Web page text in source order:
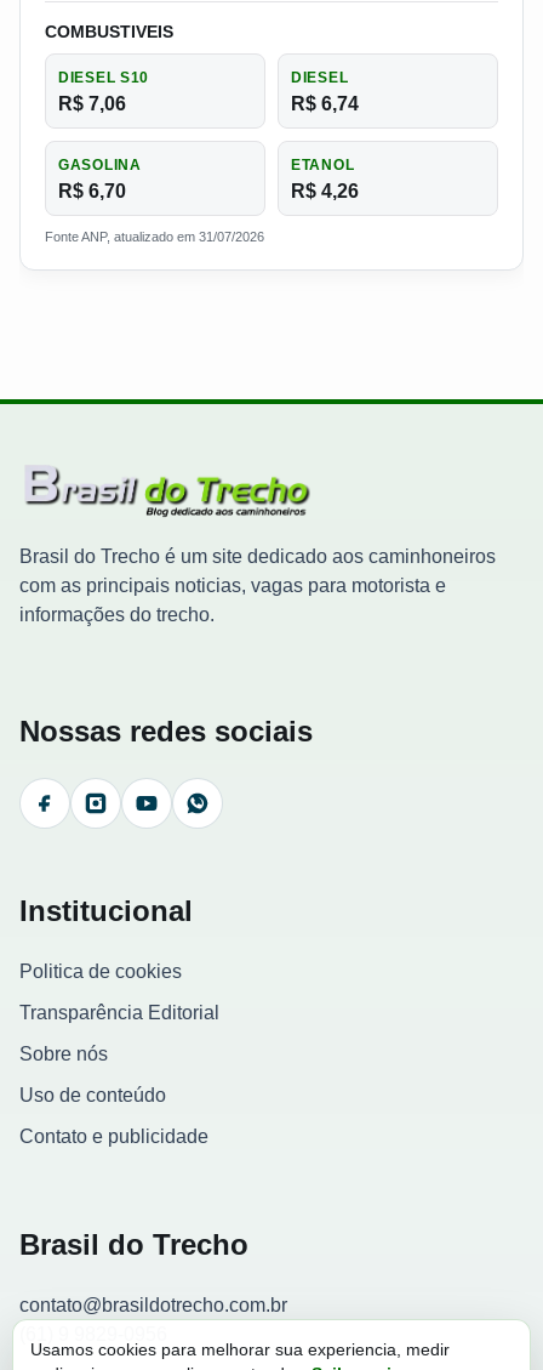
COMBUSTIVEIS
DIESEL S10
R$ 7,06
DIESEL
R$ 6,74
GASOLINA
R$ 6,70
ETANOL
R$ 4,26
Fonte ANP, atualizado em 31/07/2026
Brasil do Trecho é um site dedicado aos caminhoneiros
com as principais noticias, vagas para motorista e
informações do trecho.
Nossas redes sociais
FacebookInstagramYouTubeWhatsApp
Institucional
Politica de cookies
Transparência Editorial
Sobre nós
Uso de conteúdo
Contato e publicidade
Brasil do Trecho
contato@brasildotrecho.com.br
Usamos cookies para melhorar sua experiencia, medir